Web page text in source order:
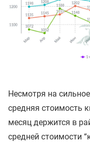
Несмотря на
средняя стоимость
месяц держится в
средней стоимости